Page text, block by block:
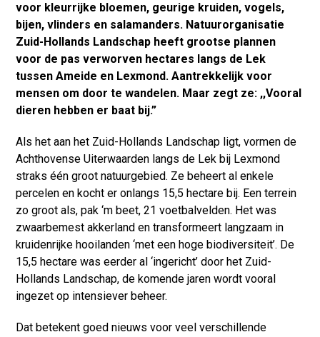
voor kleurrijke bloemen, geurige kruiden, vogels,
bijen, vlinders en salamanders. Natuurorganisatie
Zuid-Hollands Landschap heeft grootse plannen
voor de pas verworven hectares langs de Lek
tussen Ameide en Lexmond. Aantrekkelijk voor
mensen om door te wandelen. Maar zegt ze: ,,Vooral
dieren hebben er baat bij.”
Als het aan het Zuid-Hollands Landschap ligt, vormen de
Achthovense Uiterwaarden langs de Lek bij Lexmond
straks één groot natuurgebied. Ze beheert al enkele
percelen en kocht er onlangs 15,5 hectare bij. Een terrein
zo groot als, pak ‘m beet, 21 voetbalvelden. Het was
zwaarbemest akkerland en transformeert langzaam in
kruidenrijke hooilanden ‘met een hoge biodiversiteit’. De
15,5 hectare was eerder al ‘ingericht’ door het Zuid-
Hollands Landschap, de komende jaren wordt vooral
ingezet op intensiever beheer.
Dat betekent goed nieuws voor veel verschillende